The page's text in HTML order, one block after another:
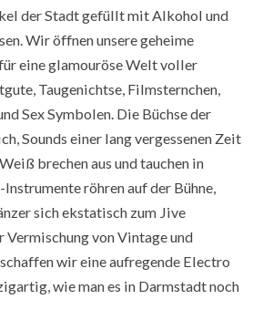
der Stadt gefüllt mit Alkohol und
Wir öffnen unsere geheime
eine glamouröse Welt voller
Taugenichtse, Filmsternchen,
Sex Symbolen. Die Büchse der
Sounds einer lang vergessenen Zeit
brechen aus und tauchen in
röhren auf der Bühne,
sich ekstatisch zum Jive
Vermischung von Vintage und
wir eine aufregende Electro
wie man es in Darmstadt noch